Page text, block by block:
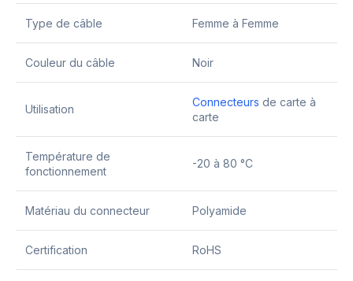
Type de câble Femme à Femme
Couleur du câble Noir
Utilisation
Connecteurs de carte à
carte
Température de
fonctionnement
-20 à 80 °C
Matériau du connecteur Polyamide
Certification RoHS